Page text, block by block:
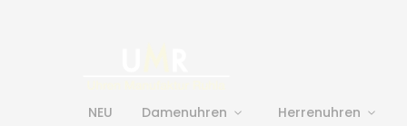
NEU Damenuhren Herrenuhren